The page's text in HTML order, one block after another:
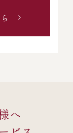
へ